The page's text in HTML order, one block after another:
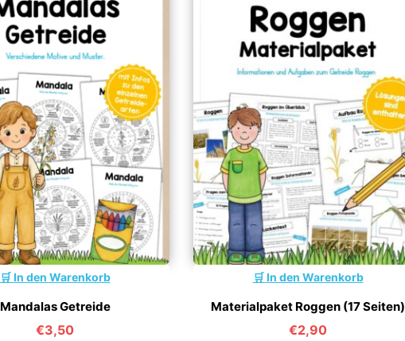
In den Warenkorb
Mandalas Getreide
€3,50
In den Warenkorb
Materialpaket Roggen (17 Seiten)
€2,90